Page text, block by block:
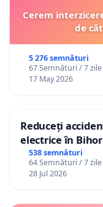
Cerem
de
5 276 semnături
67 Semnături / 7 zile
17 May 2026
Reduceți
electrice în Bihor
538 semnături
64 Semnături / 7 zile
28 Jul 2026